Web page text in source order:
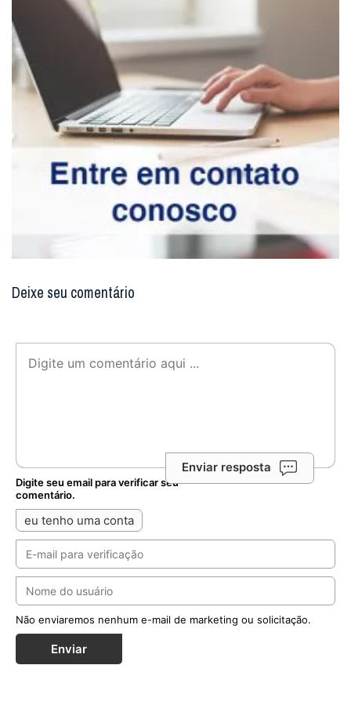
Deixe seu comentário
Enviar resposta
Digite seu email para verificar seu
comentário.
eu tenho uma conta
Não enviaremos nenhum e-mail de marketing ou solicitação.
Enviar